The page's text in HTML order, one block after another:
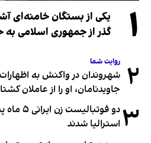
۱
یکی از بستگان خامنه‌ای
گذر از جمهوری اسلامی
۲ روایت شما
شهروندان در واکنش به اظهارات
جاویدنامان، او را از عاملان
۳
دو
استرالیا شدند